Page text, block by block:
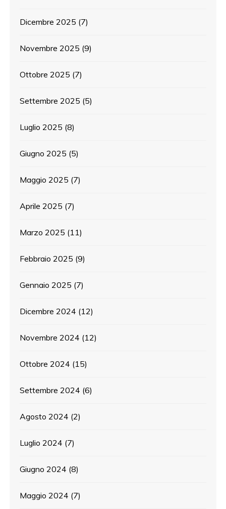
Dicembre 2025 (7)
Novembre 2025 (9)
Ottobre 2025 (7)
Settembre 2025 (5)
Luglio 2025 (8)
Giugno 2025 (5)
Maggio 2025 (7)
Aprile 2025 (7)
Marzo 2025 (11)
Febbraio 2025 (9)
Gennaio 2025 (7)
Dicembre 2024 (12)
Novembre 2024 (12)
Ottobre 2024 (15)
Settembre 2024 (6)
Agosto 2024 (2)
Luglio 2024 (7)
Giugno 2024 (8)
Maggio 2024 (7)